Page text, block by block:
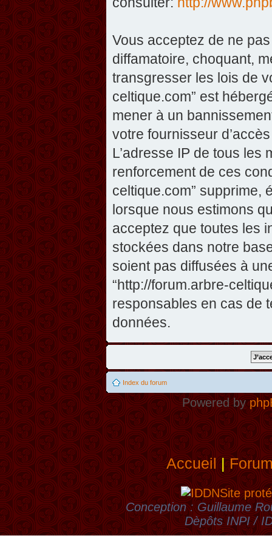
Vous acceptez de ne
diffamatoire, choquant,
transgresser les lois de
celtique.com” est
mener à un
votre fournisseur
L’adresse IP de tous
renforcement de ces
celtique.com” supprime,
lorsque nous estimons
acceptez que toutes les
stockées dans notre
soient pas diffusées à
“http://forum.arbre-
responsables en cas de
données.
Index du forum
Powered by
Accueil|
Site
Conception : Guillaume
Dèpôts INPI /